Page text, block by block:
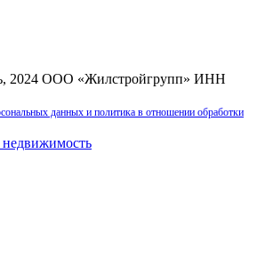
2024 ООО «Жилстройгрупп» ИНН
данных и политика в отношении обработки